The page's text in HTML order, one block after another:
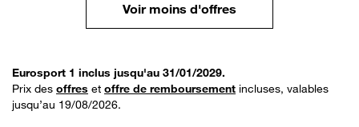
Voir moins d'offres
Eurosport 1 inclus jusqu'au 31/01/2029.
Prix des offres et offre de remboursement incluses, valables
jusqu’au 19/08/2026.